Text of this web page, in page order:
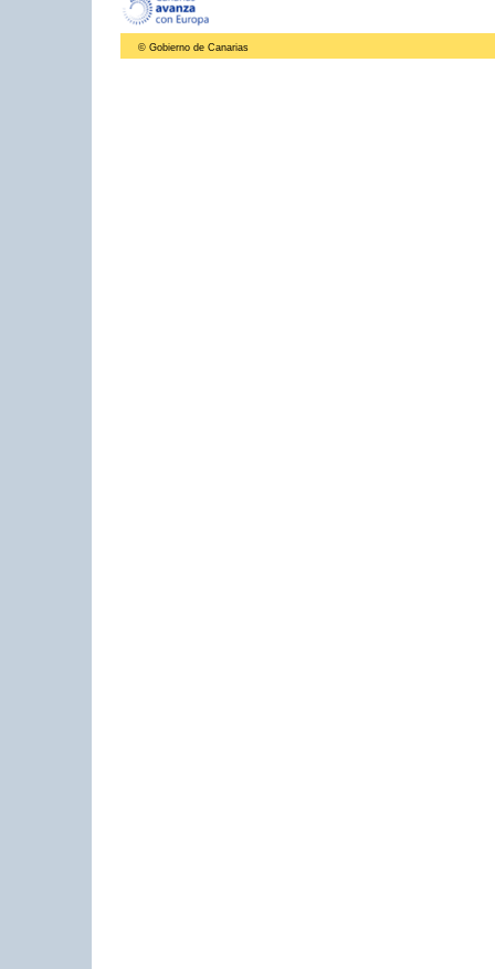
© Gobierno de Canarias